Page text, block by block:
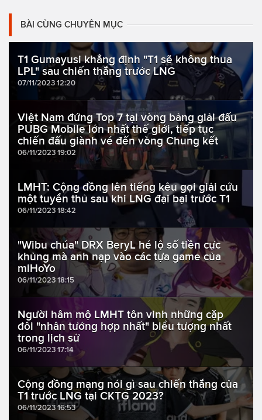
BÀI CÙNG CHUYÊN MỤC
T1 Gumayusi khẳng định "T1 sẽ không thua
LPL" sau chiến thắng trước LNG
07/11/2023 12:20
Việt Nam đứng Top 7 tại vòng bảng giải đấu
PUBG Mobile lớn nhất thế giới, tiếp tục
chiến đấu giành vé đến vòng Chung kết
06/11/2023 19:02
LMHT: Cộng đồng lên tiếng kêu gọi giải cứu
một tuyển thủ sau khi LNG đại bại trước T1
06/11/2023 18:42
"Wibu chúa" DRX BeryL hé lộ số tiền cực
khủng mà anh nạp vào các tựa game của
miHoYo
06/11/2023 18:15
Người hâm mộ LMHT tôn vinh những cặp
đôi "nhân tướng hợp nhất" biểu tượng nhất
trong lịch sử
06/11/2023 17:14
Cộng đồng mạng nói gì sau chiến thắng của
T1 trước LNG tại CKTG 2023?
06/11/2023 16:53